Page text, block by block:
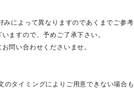
によって異なりますのであくまでご参
ますので、予めご了承下さい。
問い合わせくださいませ。
のタイミングによりご用意できない場合